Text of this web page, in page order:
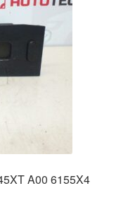
A00 6155X4